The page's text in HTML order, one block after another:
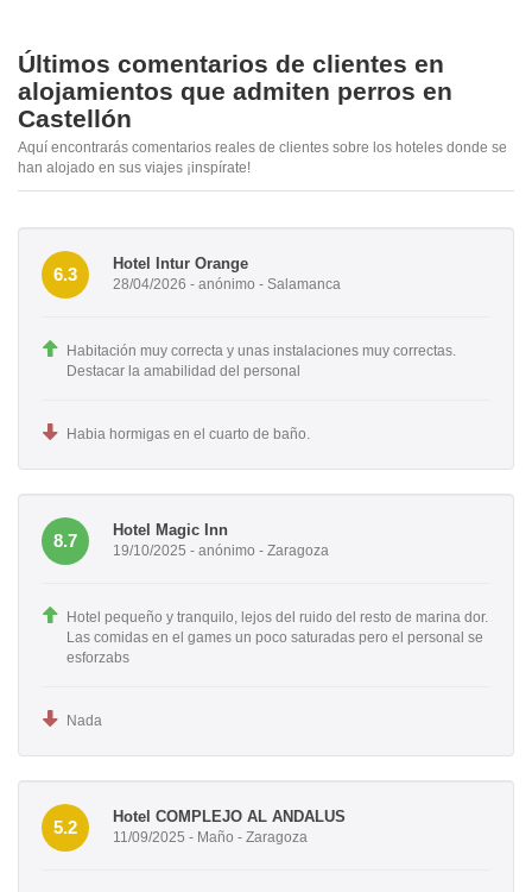
Últimos comentarios de clientes en
alojamientos que admiten perros en
Castellón
Aquí encontrarás comentarios reales de clientes sobre los hoteles donde se
han alojado en sus viajes ¡inspírate!
6.3
Hotel Intur Orange
28/04/2026 - anónimo - Salamanca
Habitación muy correcta y unas instalaciones muy correctas.
Destacar la amabilidad del personal
Habia hormigas en el cuarto de baño.
8.7
Hotel Magic Inn
19/10/2025 - anónimo - Zaragoza
Hotel pequeño y tranquilo, lejos del ruido del resto de marina dor.
Las comidas en el games un poco saturadas pero el personal se
esforzabs
Nada
5.2
Hotel COMPLEJO AL ANDALUS
11/09/2025 - Maño - Zaragoza